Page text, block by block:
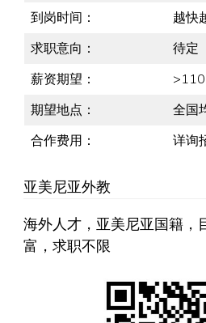
到岗时间：
越快
求职意向：
待定
薪资期望：
期望地点：
全国
合作费用：
详询
亚美尼亚外教
海外人才，亚美尼亚国籍，
富，求职不限